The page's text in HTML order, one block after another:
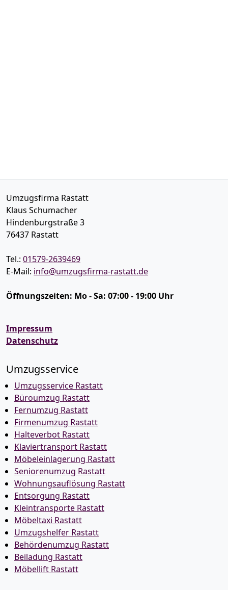
Umzugsfirma Rastatt
Klaus Schumacher
Hindenburgstraße 3
76437 Rastatt
Tel.: 01579-2639469
E-Mail: info@umzugsfirma-rastatt.de
Öffnungszeiten: Mo - Sa: 07:00 - 19:00 Uhr
Impressum
Datenschutz
Umzugsservice
Umzugsservice Rastatt
Büroumzug Rastatt
Fernumzug Rastatt
Firmenumzug Rastatt
Halteverbot Rastatt
Klaviertransport Rastatt
Möbeleinlagerung Rastatt
Seniorenumzug Rastatt
Wohnungsauflösung Rastatt
Entsorgung Rastatt
Kleintransporte Rastatt
Möbeltaxi Rastatt
Umzugshelfer Rastatt
Behördenumzug Rastatt
Beiladung Rastatt
Möbellift Rastatt